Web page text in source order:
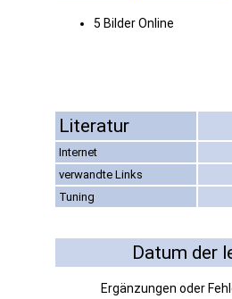
5 Bilder Online
Literatur
Internet
verwandte Links
Tuning
Datum der
Ergänzungen oder